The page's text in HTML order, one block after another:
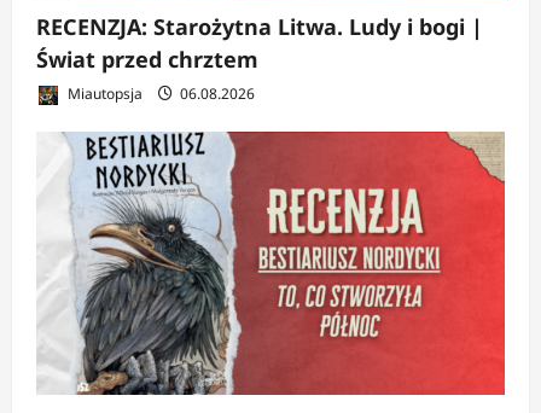
RECENZJA: Starożytna Litwa. Ludy i bogi |
Świat przed chrztem
Miautopsja 06.08.2026